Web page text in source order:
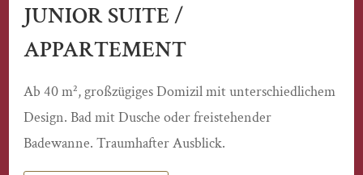
JUNIOR SUITE /
APPARTEMENT
Ab 40 m², großzügiges Domizil mit unterschiedlichem
Design. Bad mit Dusche oder freistehender
Badewanne. Traumhafter Ausblick.